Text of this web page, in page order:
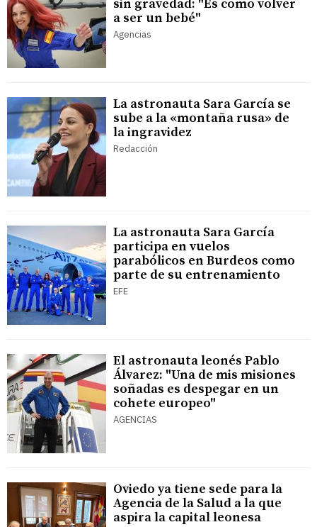
sin gravedad: "Es como volver
a ser un bebé"
Agencias
La astronauta Sara García se
sube a la «montaña rusa» de
la ingravidez
Redacción
La astronauta Sara García
participa en vuelos
parabólicos en Burdeos como
parte de su entrenamiento
EFE
El astronauta leonés Pablo
Álvarez: "Una de mis misiones
soñadas es despegar en un
cohete europeo"
AGENCIAS
Oviedo ya tiene sede para la
Agencia de la Salud a la que
aspira la capital leonesa